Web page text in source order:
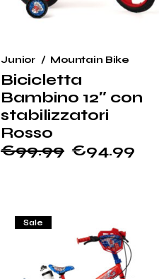
Bicicletta
Bambino 12″ con
stabilizzatori
Rosso
€99.99
Il
€99.99.
€94.99
Il
€94.99.
Junior Mountain Bike
Sale